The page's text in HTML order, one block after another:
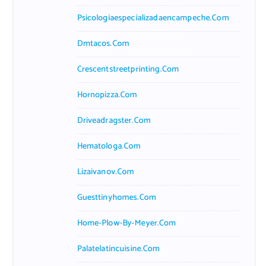
Psicologiaespecializadaencampeche.com
Dmtacos.com
Crescentstreetprinting.com
Hornopizza.com
Driveadragster.com
Hematologa.com
Lizaivanov.com
Guesttinyhomes.com
Home-Plow-By-Meyer.com
Palatelatincuisine.com